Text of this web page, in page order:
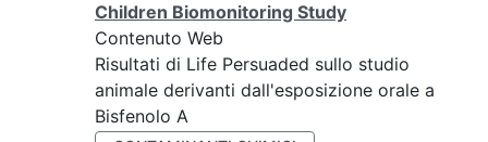
Children Biomonitoring Study
Contenuto Web
Risultati di Life Persuaded sullo studio
animale derivanti dall'esposizione orale a
Bisfenolo A